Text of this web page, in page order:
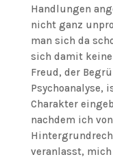
Handlungen
nicht ganz
man sich da
sich damit
Freud, der
Psychoanalyse,
Charakter
nachdem ich
veranlasst,